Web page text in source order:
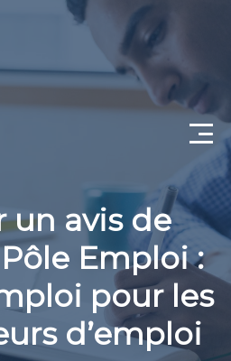
un avis de
Emploi :
pour les
d’emploi